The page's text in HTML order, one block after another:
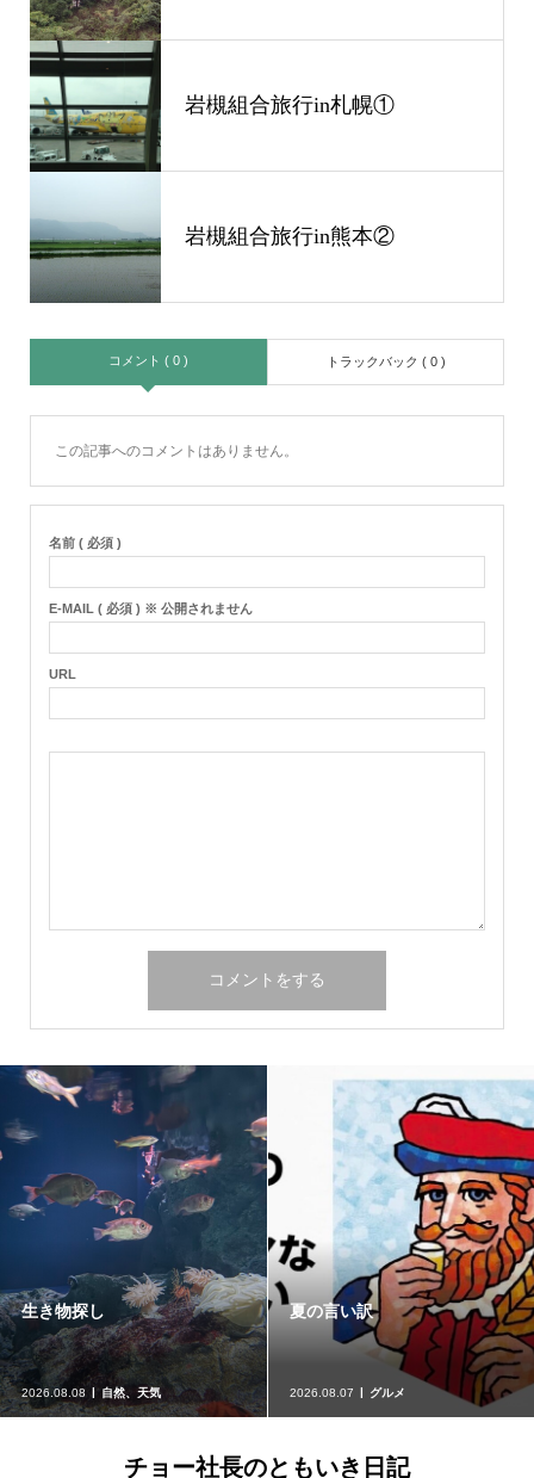
岩槻組合旅行in札幌①
岩槻組合旅行in熊本②
コメント ( 0 ) トラックバック ( 0 )
この記事へのコメントはありません。
名前 ( 必須 )
E-MAIL ( 必須 ) ※ 公開されません
URL
パチンコ店での外国人留学生
就労
2026.08.07 パチンコ業界関係
麻布十番『まつ勘』
2026.08.05 グルメ
チョー社長のともいき日記